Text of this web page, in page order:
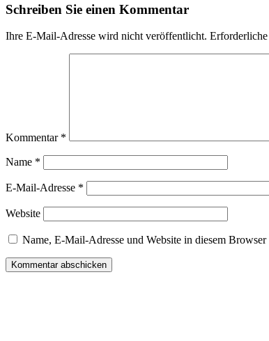
Schreiben Sie einen Kommentar
Ihre E-Mail-Adresse wird nicht veröffentlicht.
Kommentar *
Name *
E-Mail-Adresse *
Website
Name, E-Mail-Adresse und Website in diesem